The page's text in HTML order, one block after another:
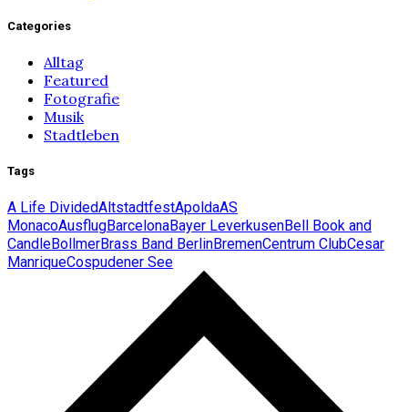
Categories
Alltag
Featured
Fotografie
Musik
Stadtleben
Tags
A Life DividedAltstadtfestApoldaAS
MonacoAusflugBarcelonaBayer LeverkusenBell Book and
CandleBollmerBrass Band BerlinBremenCentrum ClubCesar
ManriqueCospudener See